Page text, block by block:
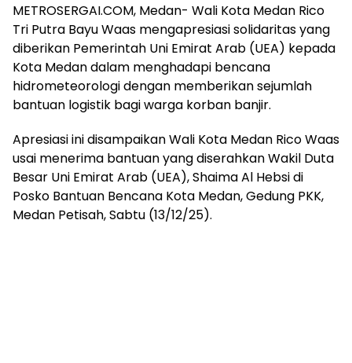
METROSERGAI.COM, Medan- Wali Kota Medan Rico
Tri Putra Bayu Waas mengapresiasi solidaritas yang
diberikan Pemerintah Uni Emirat Arab (UEA) kepada
Kota Medan dalam menghadapi bencana
hidrometeorologi dengan memberikan sejumlah
bantuan logistik bagi warga korban banjir.
Apresiasi ini disampaikan Wali Kota Medan Rico Waas
usai menerima bantuan yang diserahkan Wakil Duta
Besar Uni Emirat Arab (UEA), Shaima Al Hebsi di
Posko Bantuan Bencana Kota Medan, Gedung PKK,
Medan Petisah, Sabtu (13/12/25).